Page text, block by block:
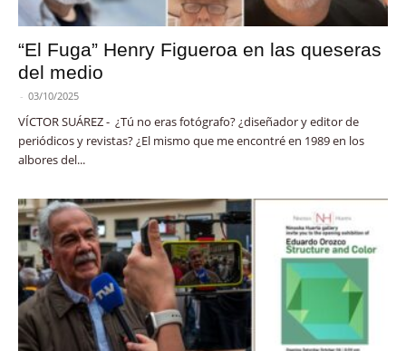
“El Fuga” Henry Figueroa en las queseras
del medio
- 03/10/2025
VÍCTOR SUÁREZ - ¿Tú no eras fotógrafo? ¿diseñador y editor de
periódicos y revistas? ¿El mismo que me encontré en 1989 en los
albores del...